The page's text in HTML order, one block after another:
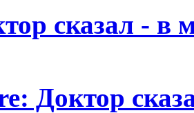
сказал - в
Доктор